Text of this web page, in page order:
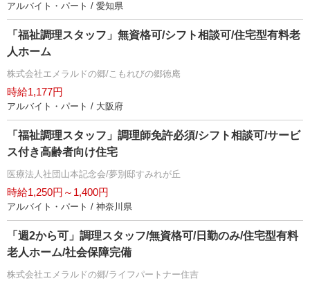
アルバイト・パート / 愛知県
「福祉調理スタッフ」無資格可/シフト相談可/住宅型有料老
人ホーム
株式会社エメラルドの郷/こもれびの郷徳庵
時給1,177円
アルバイト・パート / 大阪府
「福祉調理スタッフ」調理師免許必須/シフト相談可/サービ
ス付き高齢者向け住宅
医療法人社団山本記念会/夢別邸すみれが丘
時給1,250円～1,400円
アルバイト・パート / 神奈川県
「週2から可」調理スタッフ/無資格可/日勤のみ/住宅型有料
老人ホーム/社会保障完備
株式会社エメラルドの郷/ライフパートナー住吉